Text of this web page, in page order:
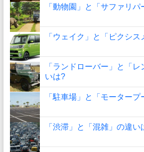
「動物園」と「サファリ
「ウェイク」と「ピクシ
「ランドローバー」と「
いは?
「駐車場」と「モーター
「渋滞」と「混雑」の違い